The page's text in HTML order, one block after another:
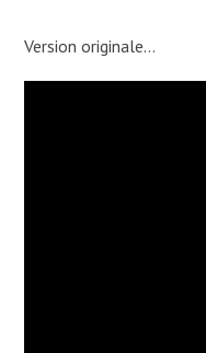
Version originale…